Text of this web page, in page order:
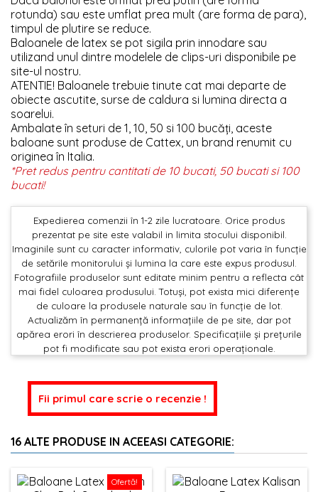
rotunda) sau este umflat prea mult (are forma de para),
timpul de plutire se reduce.
Baloanele de latex se pot sigila prin innodare sau
utilizand unul dintre modelele de clips-uri disponibile pe
site-ul nostru.
ATENTIE! Baloanele trebuie tinute cat mai departe de
obiecte ascutite, surse de caldura si lumina directa a
soarelui.
Ambalate în seturi de 1, 10, 50 si 100 bucăți, aceste
baloane sunt produse de Cattex, un brand renumit cu
originea în Italia.
*Pret redus pentru cantitati de 10 bucati, 50 bucati si 100
bucati!
Expedierea comenzii în 1-2 zile lucratoare. Orice produs
prezentat pe site este valabil in limita stocului disponibil.
Imaginile sunt cu caracter informativ, culorile pot varia în funcție
de setările monitorului și lumina la care este expus produsul.
Fotografiile produselor sunt editate minim pentru a reflecta cât
mai fidel culoarea produsului. Totuși, pot exista mici diferențe
de culoare la produsele naturale sau în funcție de lot.
Actualizăm în permanență informațiile de pe site, dar pot
apărea erori în descrierea produselor. Specificațiile și prețurile
pot fi modificate sau pot exista erori operaționale.
Fii primul care scrie o recenzie !
16 ALTE PRODUSE IN ACEEASI CATEGORIE:
Ofertă!